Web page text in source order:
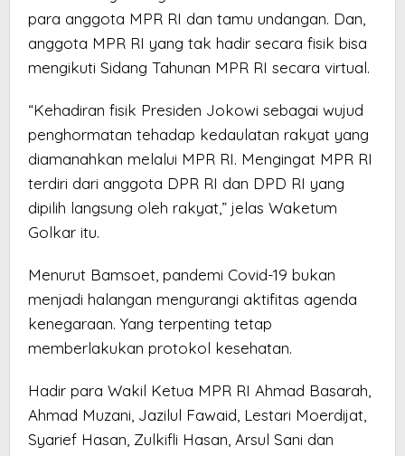
para anggota MPR RI dan tamu undangan. Dan,
anggota MPR RI yang tak hadir secara fisik bisa
mengikuti Sidang Tahunan MPR RI secara virtual.
“Kehadiran fisik Presiden Jokowi sebagai wujud
penghormatan tehadap kedaulatan rakyat yang
diamanahkan melalui MPR RI. Mengingat MPR RI
terdiri dari anggota DPR RI dan DPD RI yang
dipilih langsung oleh rakyat,” jelas Waketum
Golkar itu.
Menurut Bamsoet, pandemi Covid-19 bukan
menjadi halangan mengurangi aktifitas agenda
kenegaraan. Yang terpenting tetap
memberlakukan protokol kesehatan.
Hadir para Wakil Ketua MPR RI Ahmad Basarah,
Ahmad Muzani, Jazilul Fawaid, Lestari Moerdijat,
Syarief Hasan, Zulkifli Hasan, Arsul Sani dan